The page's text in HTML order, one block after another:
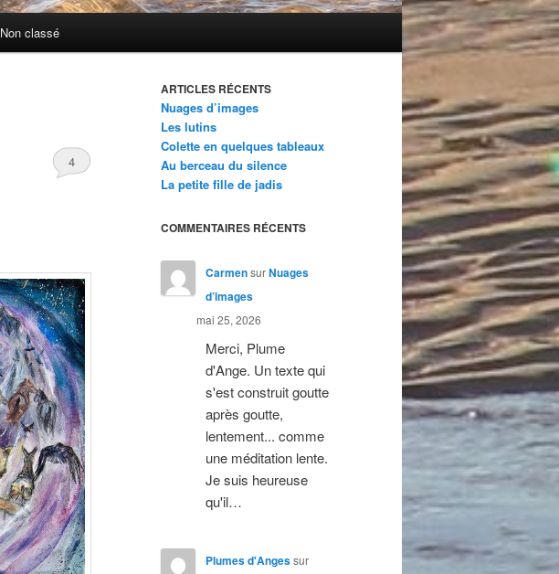
Non classé
4
ARTICLES RÉCENTS
Nuages d’images
Les lutins
Colette en quelques tableaux
Au berceau du silence
La petite fille de jadis
COMMENTAIRES RÉCENTS
CarmensurNuages
d’images
mai 25, 2026
Merci, Plume
d'Ange. Un texte qui
s'est construit goutte
après goutte,
lentement... comme
une méditation lente.
Je suis heureuse
qu'il…
Plumes d'Angessur